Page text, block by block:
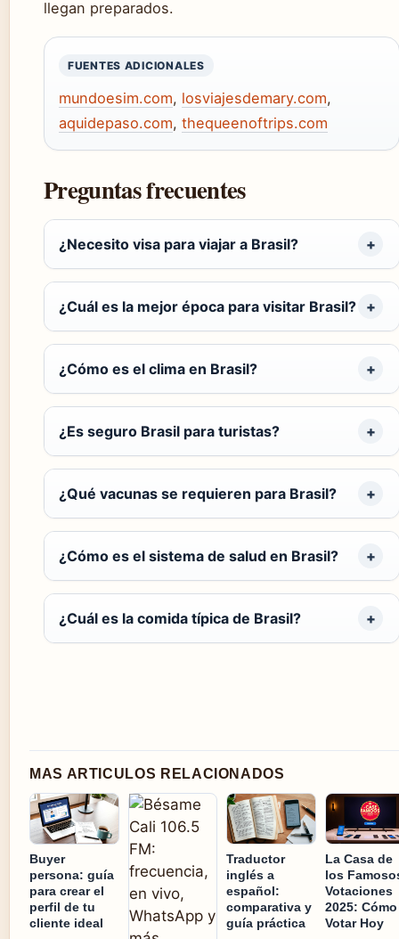
llegan preparados.
FUENTES ADICIONALES
mundoesim.com, losviajesdemary.com,
aquidepaso.com, thequeenoftrips.com
Preguntas frecuentes
¿Necesito visa para viajar a Brasil?
¿Cuál es la mejor época para visitar Brasil?
¿Cómo es el clima en Brasil?
¿Es seguro Brasil para turistas?
¿Qué vacunas se requieren para Brasil?
¿Cómo es el sistema de salud en Brasil?
¿Cuál es la comida típica de Brasil?
MAS ARTICULOS RELACIONADOS
Buyer
persona: guía
para crear el
perfil de tu
cliente ideal
Traductor
inglés a
español:
comparativa y
guía práctica
La Casa de
los
Votaciones
2025: Cómo
Votar Hoy